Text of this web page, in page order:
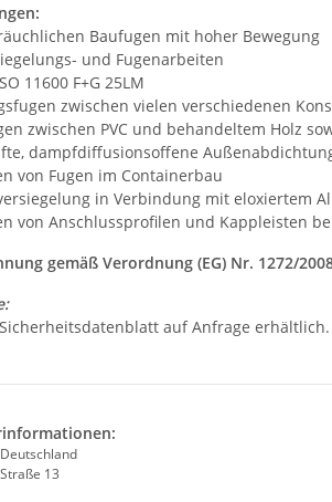
Baufugen mit hoher Bewegung
und Fugenarbeiten
11600 F+G 25LM
zwischen vielen verschiedenen
zwischen PVC und behandeltem Holz
dampfdiffusionsoffene
von Fugen im Containerbau
in Verbindung mit eloxiertem
von Anschlussprofilen und Kappleisten
gemäß Verordnung (EG) Nr. 1272/
Sicherheitsdatenblatt auf Anfrage erhältlich.
13